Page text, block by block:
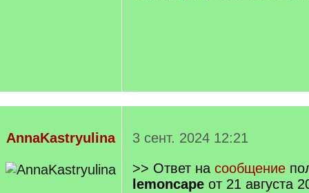
AnnaKastryulina
3 сент. 2024 12:21
>> Ответ на сообщение
lemoncape от 21 августа